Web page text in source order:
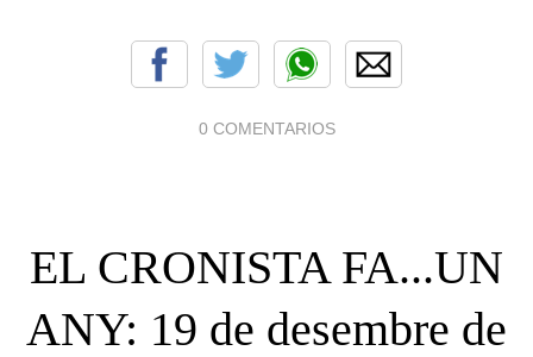
0 COMENTARIOS
EL CRONISTA FA...UN
ANY: 19 de desembre de